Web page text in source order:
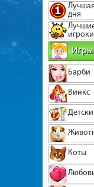
дня
игроки
Игры
Барби
Винкс
Коты